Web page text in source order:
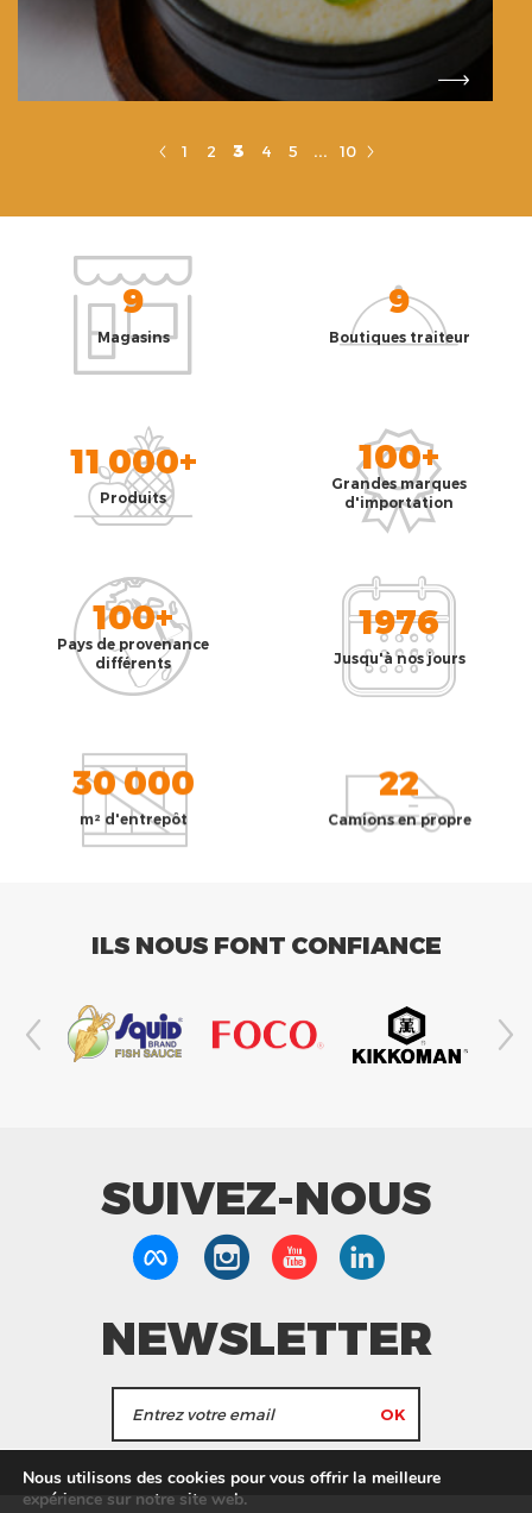
1 2 3 4 5 ... 10
9
Magasins
9
Boutiques traiteur
11 000+
Produits
100+
Grandes marques
d'importation
100+
Pays de provenance
différents
1976
Jusqu'à nos jours
30 000
m² d'entrepôt
22
Camions en propre
ILS NOUS FONT CONFIANCE
SUIVEZ-NOUS
NEWSLETTER
J'accepte de recevoir les actualités et les
informations de Tang Frères.
Nous utilisons des cookies pour vous offrir la meilleure
expérience sur notre site web.